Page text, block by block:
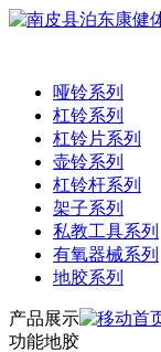
哑铃系列
杠铃系列
杠铃片系列
壶铃系列
杠铃杆系列
架子系列
私教工具系列
有氧器械系列
地胶系列
产品展示
功能地胶